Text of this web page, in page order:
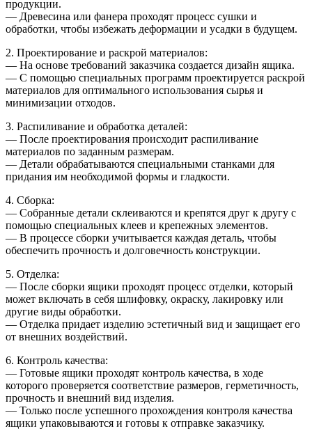
продукции.
— Древесина или фанера проходят процесс сушки и
обработки, чтобы избежать деформации и усадки в будущем.
2. Проектирование и раскрой материалов:
— На основе требований заказчика создается дизайн ящика.
— С помощью специальных программ проектируется раскрой
материалов для оптимального использования сырья и
минимизации отходов.
3. Распиливание и обработка деталей:
— После проектирования происходит распиливание
материалов по заданным размерам.
— Детали обрабатываются специальными станками для
придания им необходимой формы и гладкости.
4. Сборка:
— Собранные детали склеиваются и крепятся друг к другу с
помощью специальных клеев и крепежных элементов.
— В процессе сборки учитывается каждая деталь, чтобы
обеспечить прочность и долговечность конструкции.
5. Отделка:
— После сборки ящики проходят процесс отделки, который
может включать в себя шлифовку, окраску, лакировку или
другие виды обработки.
— Отделка придает изделию эстетичный вид и защищает его
от внешних воздействий.
6. Контроль качества:
— Готовые ящики проходят контроль качества, в ходе
которого проверяется соответствие размеров, герметичность,
прочность и внешний вид изделия.
— Только после успешного прохождения контроля качества
ящики упаковываются и готовы к отправке заказчику.